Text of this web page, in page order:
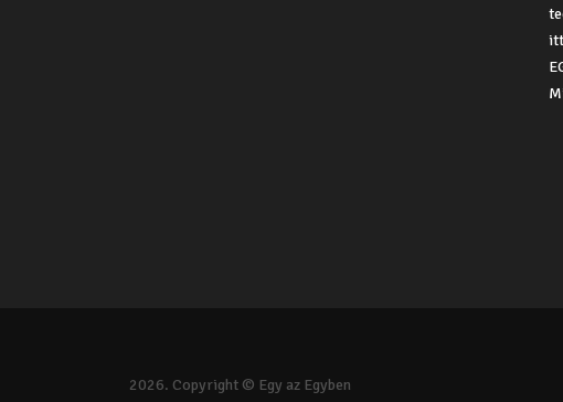
2026. Copyright © Egy az Egyben